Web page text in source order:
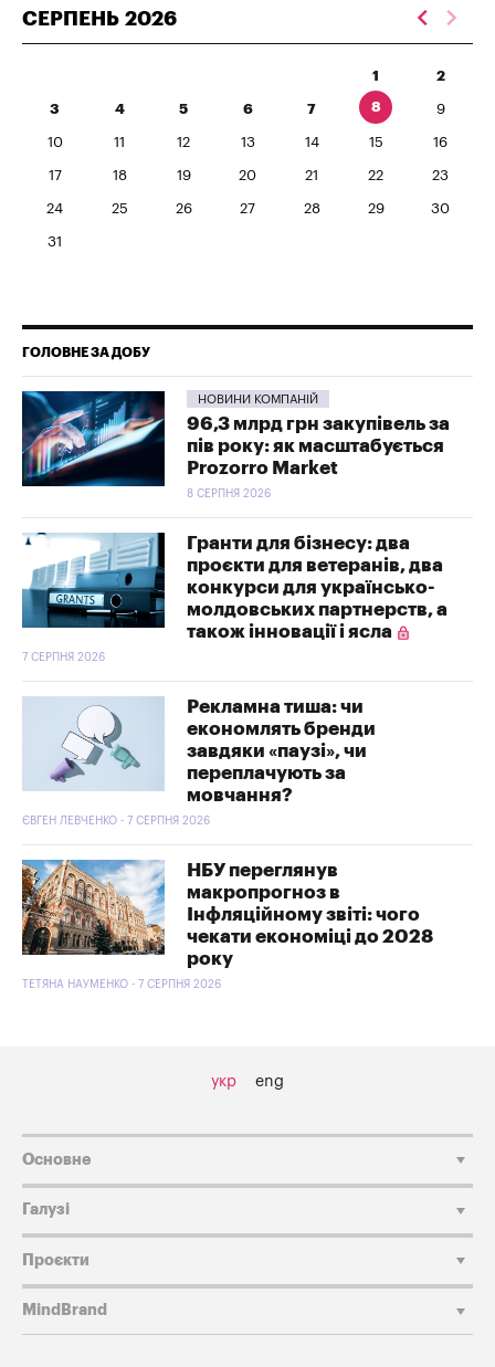
СЕРПЕНЬ 2026
1 2
3 4 5 6 7 8 9
10 11 12 13 14 15 16
17 18 19 20 21 22 23
24 25 26 27 28 29 30
31
ГОЛОВНЕ ЗА ДОБУ
НОВИНИ КОМПАНІЙ
96,3 млрд грн закупівель за
пів року: як масштабується
Prozorro Market
8 СЕРПНЯ 2026
Гранти для бізнесу: два
проєкти для ветеранів, два
конкурси для українсько-
молдовських партнерств, а
також інновації і ясла
7 СЕРПНЯ 2026
Рекламна тиша: чи
економлять бренди
завдяки «паузі», чи
переплачують за
мовчання?
ЄВГЕН ЛЕВЧЕНКО - 7 СЕРПНЯ 2026
НБУ переглянув
макропрогноз в
Інфляційному звіті: чого
чекати економіці до 2028
року
ТЕТЯНА НАУМЕНКО - 7 СЕРПНЯ 2026
укр eng
Основне
Галузі
Проєкти
MindBrand